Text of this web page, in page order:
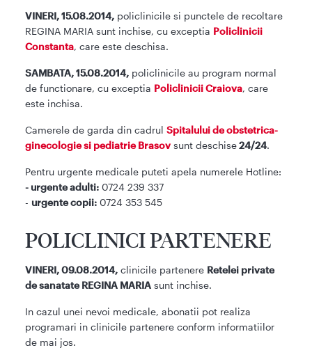
VINERI, 15.08.2014, policlinicile si punctele de recoltare
REGINA MARIA sunt inchise, cu exceptia Policlinicii
Constanta, care este deschisa.
SAMBATA, 15.08.2014, policlinicile au program normal
de functionare, cu exceptia Policlinicii Craiova, care
este inchisa.
Camerele de garda din cadrul Spitalului de obstetrica-
ginecologie si pediatrie Brasov sunt deschise24/24.
Pentru urgente medicale puteti apela numerele Hotline:
- urgente adulti: 0724 239 337
- urgente copii: 0724 353 545
POLICLINICI PARTENERE
VINERI, 09.08.2014, clinicile partenere Retelei private
de sanatate REGINA MARIA sunt inchise.
In cazul unei nevoi medicale, abonatii pot realiza
programari in clinicile partenere conform informatiilor
de mai jos.